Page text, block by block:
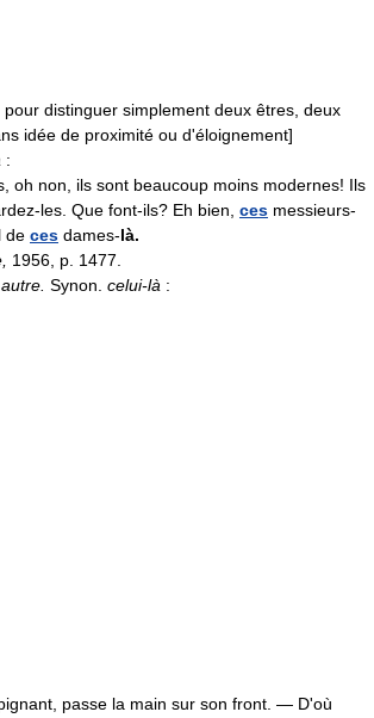
pour distinguer simplement deux êtres, deux
idée de proximité ou d'éloignement]
:
oh non, ils sont beaucoup moins modernes! Ils
les. Que font-ils? Eh bien, ces messieurs-
de ces dames-là.
1956, p. 1477.
Synon. celui-là :
passe la main sur son front. — D'où